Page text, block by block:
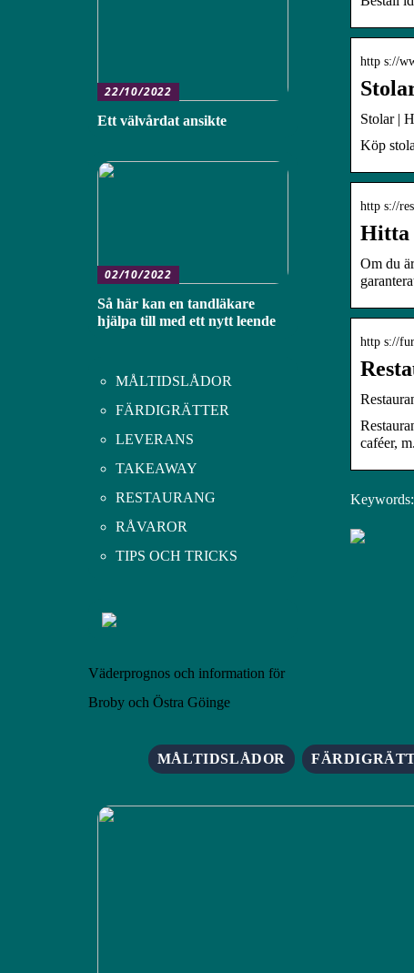
http s://
Stolar |
Köp
http s://
Hitta
Om du
http s://
caféer,
Keywords:
22/10/2022
Ett välvårdat ansikte
02/10/2022
Så här kan en tandläkare
hjälpa till med ett nytt leende
MÅLTIDSLÅDOR
FÄRDIGRÄTTER
LEVERANS
TAKEAWAY
RESTAURANG
RÅVAROR
TIPS OCH TRICKS
Väderprognos och information för
Broby och Östra Göinge
MÅLTIDSLÅDOR